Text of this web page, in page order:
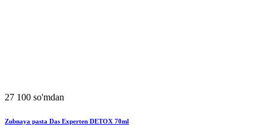
27 100 so'mdan
Zubnaya pasta Das Experten DETOX 70ml